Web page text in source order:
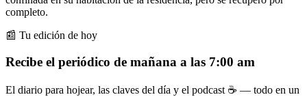
completo.
📰 Tu edición de hoy
Recibe el periódico de mañana a las 7:00 am
El diario para hojear, las claves del día y el podcast ☕ — todo en un